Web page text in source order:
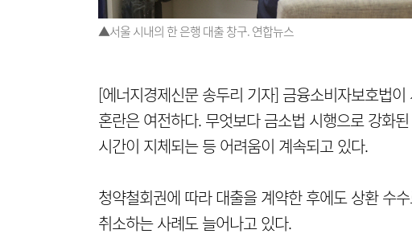
▲서울 시내의 한 은행 대출 창구. 연합뉴스
[에너지경제신문 송두리 기자] 금융소비자보호법
혼란은 여전하다. 무엇보다 금소법 시행으로 강화
시간이 지체되는 등 어려움이 계속되고 있다.
청약철회권에 따라 대출을 계약한 후에도 상환 수
취소하는 사례도 늘어나고 있다.